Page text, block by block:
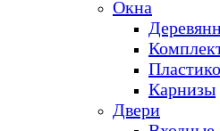
Окна
Карнизы
Двери